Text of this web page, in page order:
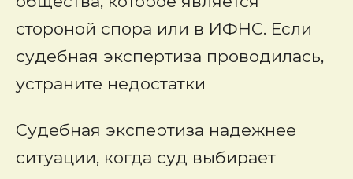
стороной спора или в ИФНС. Если
судебная экспертиза проводилась,
устраните недостатки
Судебная экспертиза надежнее
ситуации, когда суд выбирает